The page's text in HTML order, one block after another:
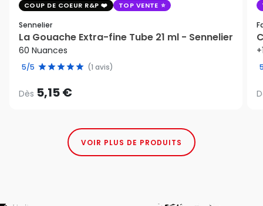
COUP DE COEUR R&P TOP VENTE
Sennelier
La Gouache Extra-fine Tube 21 ml - Sennelier
60 Nuances
5/5 (1 avis)
Dès 5,15 €
VOIR PLUS DE PRODUITS